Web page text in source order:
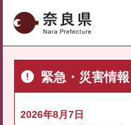
奈良県
緊急・災害情報
2026年8月7日